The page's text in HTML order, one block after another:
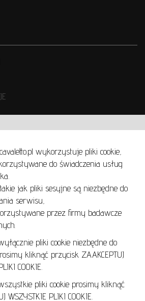
wykorzystuje pliki cookie,
do świadczenia usług
jak pliki sesyjne są niezbędne do
serwisu,
przez firmy badawcze
pliki cookie niezbędne do
kliknąć przycisk ZAAKCEPTUJ
COOKIE.
pliki cookie prosimy kliknąć
WSZYSTKIE PLIKI COOKIE.